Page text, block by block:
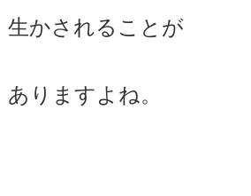
生かされることが
ありますよね。